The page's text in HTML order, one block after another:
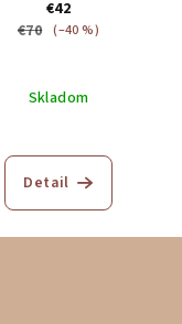
€42
€70 (–40 %)
Skladom
Detail